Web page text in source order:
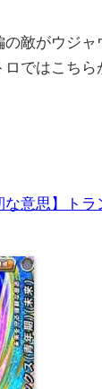
敵がウジ
ロではこち
な意思】ト